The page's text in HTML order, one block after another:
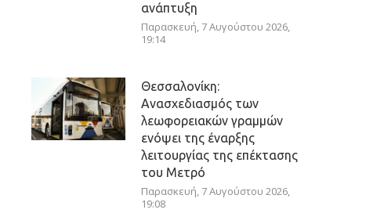
ανάπτυξη
Παρασκευή, 7 Αυγούστου 2026,
19:14
Θεσσαλονίκη:
Ανασχεδιασμός των
λεωφορειακών γραμμών
ενόψει της έναρξης
λειτουργίας της επέκτασης
του Μετρό
Παρασκευή, 7 Αυγούστου 2026,
19:08